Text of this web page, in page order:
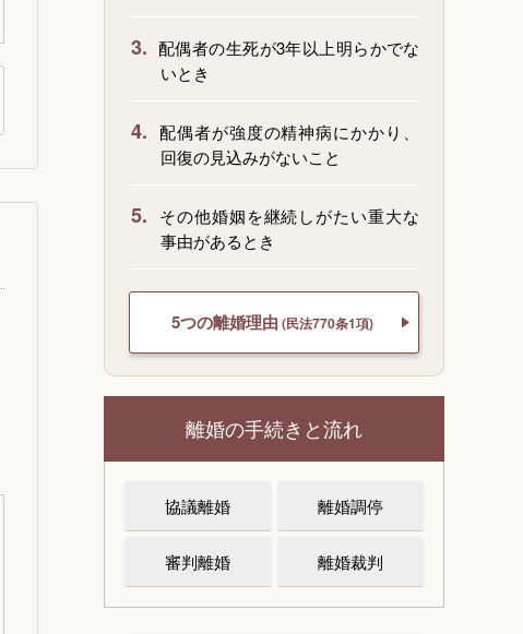
3. 配偶者の生死が3年以上明らかでな
いとき
4. 配偶者が強度の精神病にかかり、
回復の見込みがないこと
5.
その他婚姻を継続しがたい重大な
事由があるとき
5つの離婚理由 (民法770条1項)
離婚の手続きと流れ
協議離婚 離婚調停
審判離婚 離婚裁判